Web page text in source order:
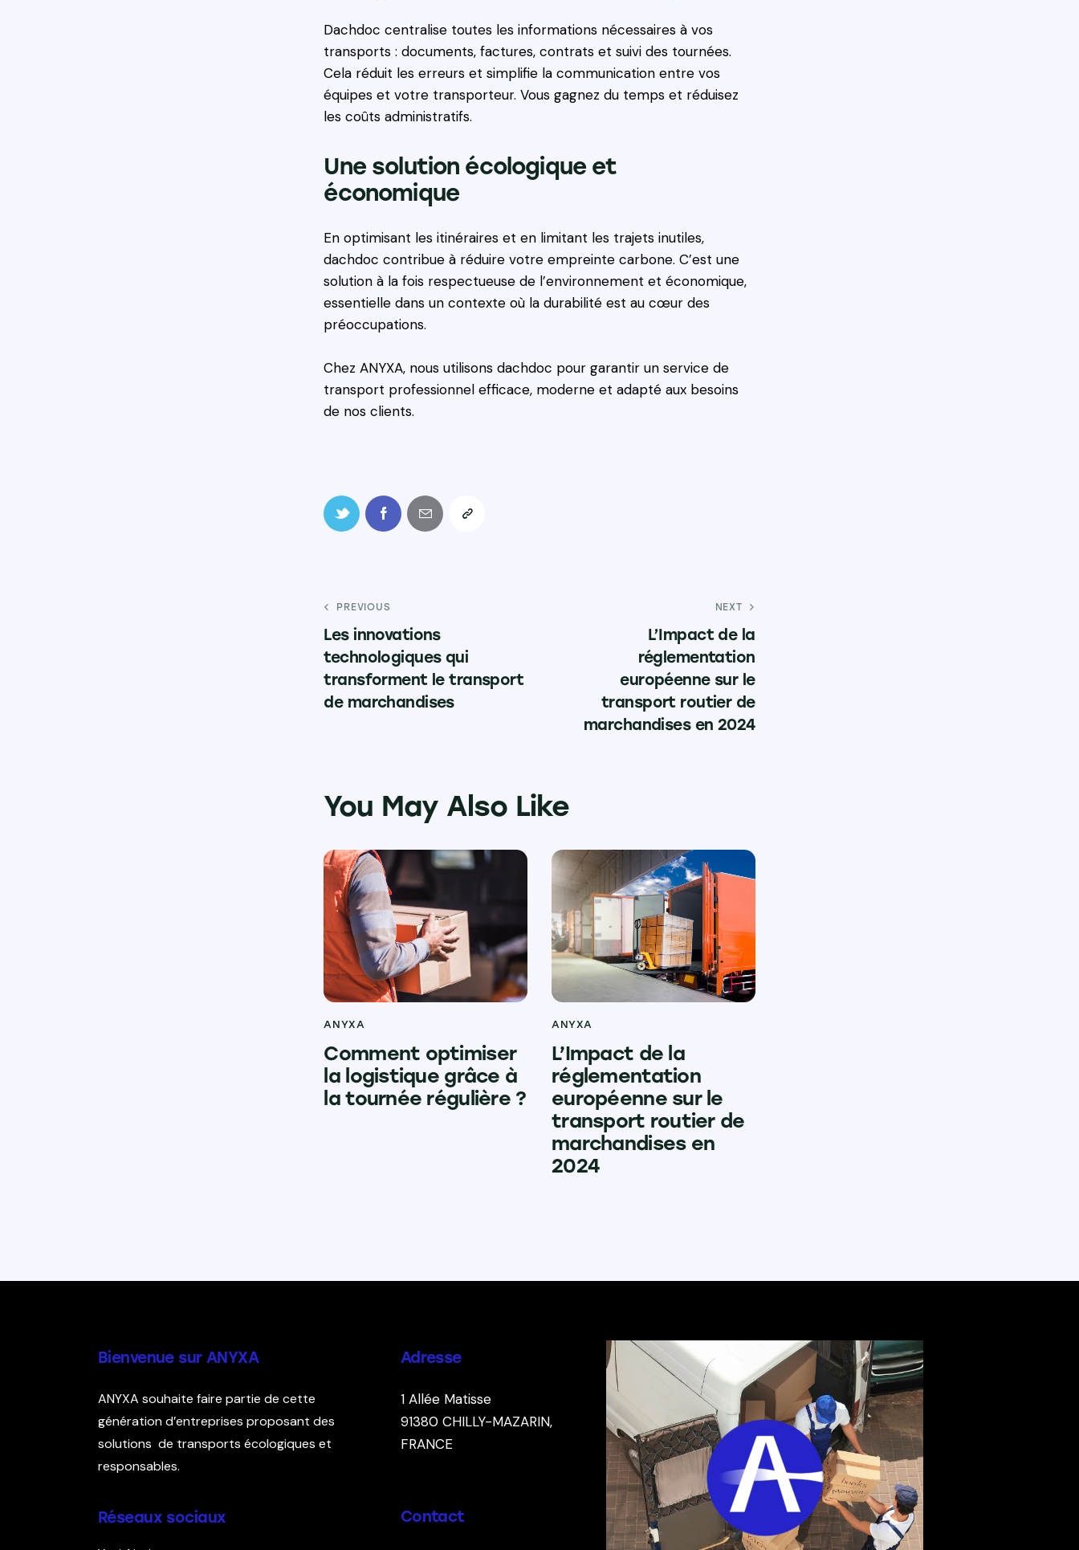
Dachdoc centralise toutes les informations nécessaires à vos
transports : documents, factures, contrats et suivi des tournées.
Cela réduit les erreurs et simplifie la communication entre vos
équipes et votre transporteur. Vous gagnez du temps et réduisez
les coûts administratifs.
Une solution écologique et
économique
En optimisant les itinéraires et en limitant les trajets inutiles,
dachdoc contribue à réduire votre empreinte carbone. C’est une
solution à la fois respectueuse de l’environnement et économique,
essentielle dans un contexte où la durabilité est au cœur des
préoccupations.
Chez ANYXA, nous utilisons dachdoc pour garantir un service de
transport professionnel efficace, moderne et adapté aux besoins
de nos clients.
PREVIOUS
Les innovations
technologiques qui
transforment le transport
de marchandises
NEXT
L’Impact de la
réglementation
européenne sur le
transport routier de
marchandises en 2024
You May Also Like
ANYXA
Comment optimiser
la logistique grâce à
la tournée régulière ?
ANYXA
L’Impact de la
réglementation
européenne sur le
transport routier de
marchandises en
2024
Bienvenue sur ANYXA
ANYXA souhaite faire partie de cette
génération d’entreprises proposant des
solutions de transports écologiques et
responsables.
Réseaux sociaux
Adresse
1 Allée Matisse
91380 CHILLY-MAZARIN,
FRANCE
Contact